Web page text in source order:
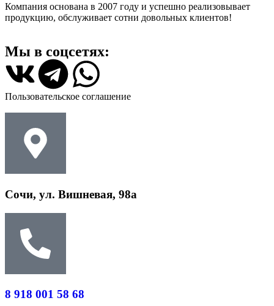
Компания основана в 2007 году и успешно реализовывает
продукцию, обслуживает сотни довольных клиентов!
Мы в соцсетях:
Пользовательское соглашение
Сочи, ул. Вишневая, 98а
8 918 001 58 68